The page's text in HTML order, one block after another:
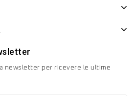
newsletter per ricevere le ultime